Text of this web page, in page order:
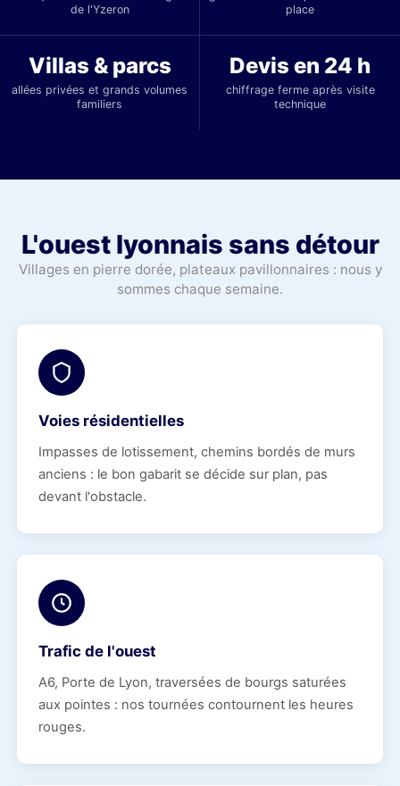
de l'Yzeron
place
Villas & parcs
allées privées et grands volumes
familiers
Devis en 24 h
chiffrage ferme après visite
technique
L'ouest lyonnais sans détour
Villages en pierre dorée, plateaux pavillonnaires : nous y
sommes chaque semaine.
Voies résidentielles
Impasses de lotissement, chemins bordés de murs
anciens : le bon gabarit se décide sur plan, pas
devant l'obstacle.
Trafic de l'ouest
A6, Porte de Lyon, traversées de bourgs saturées
aux pointes : nos tournées contournent les heures
rouges.